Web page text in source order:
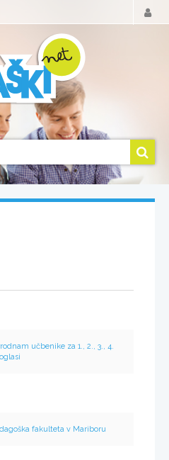
učbenike za 1., 2., 3., 4.
fakulteta v Mariboru